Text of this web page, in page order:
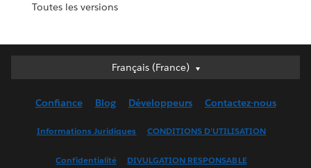
Toutes les versions
Français (France)
Français (France)
English (UK)
Français (Canada)
Confiance Blog Développeurs Contactez-nous
Informations Juridiques CONDITIONS D'UTILISATION
Confidentialité DIVULGATION RESPONSABLE